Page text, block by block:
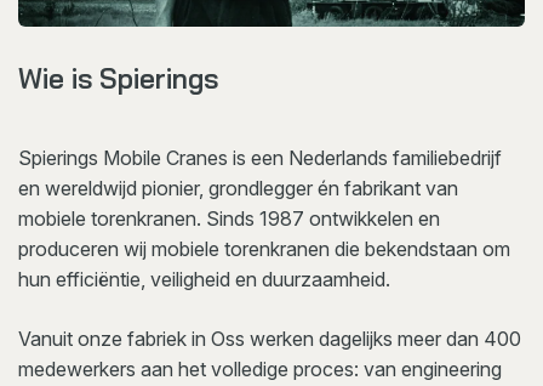
Wie is Spierings
Spierings Mobile Cranes is een Nederlands familiebedrijf
en wereldwijd pionier, grondlegger én fabrikant van
mobiele torenkranen. Sinds 1987 ontwikkelen en
produceren wij mobiele torenkranen die bekendstaan om
hun efficiëntie, veiligheid en duurzaamheid.
Vanuit onze fabriek in Oss werken dagelijks meer dan 400
medewerkers aan het volledige proces: van engineering